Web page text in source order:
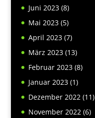
Juni 2023(8)
Mai 2023(5)
April 2023(7)
März 2023(13)
Februar 2023(8)
Januar 2023(1)
Dezember 2022(11)
November 2022(6)